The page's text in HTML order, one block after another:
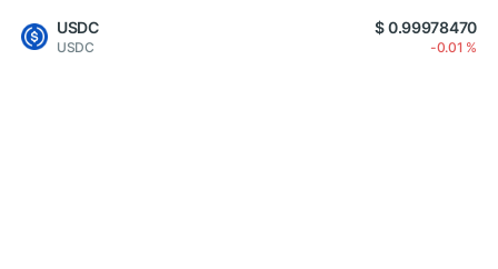
USDC
USDC
$ 0.99978470
-0.01 %